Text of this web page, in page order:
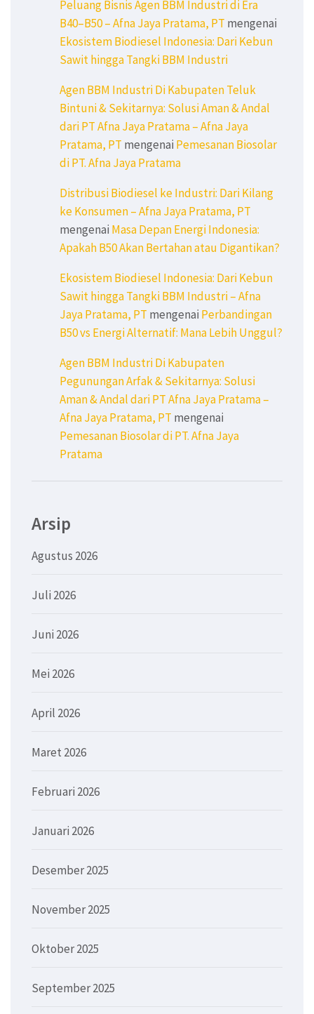
Peluang Bisnis Agen BBM Industri di Era
B40–B50 – Afna Jaya Pratama, PT mengenai
Ekosistem Biodiesel Indonesia: Dari Kebun
Sawit hingga Tangki BBM Industri
Agen BBM Industri Di Kabupaten Teluk
Bintuni & Sekitarnya: Solusi Aman & Andal
dari PT Afna Jaya Pratama – Afna Jaya
Pratama, PT mengenai Pemesanan Biosolar
di PT. Afna Jaya Pratama
Distribusi Biodiesel ke Industri: Dari Kilang
ke Konsumen – Afna Jaya Pratama, PT
mengenai Masa Depan Energi Indonesia:
Apakah B50 Akan Bertahan atau Digantikan?
Ekosistem Biodiesel Indonesia: Dari Kebun
Sawit hingga Tangki BBM Industri – Afna
Jaya Pratama, PT mengenai Perbandingan
B50 vs Energi Alternatif: Mana Lebih Unggul?
Agen BBM Industri Di Kabupaten
Pegunungan Arfak & Sekitarnya: Solusi
Aman & Andal dari PT Afna Jaya Pratama –
Afna Jaya Pratama, PT mengenai
Pemesanan Biosolar di PT. Afna Jaya
Pratama
Arsip
Agustus 2026
Juli 2026
Juni 2026
Mei 2026
April 2026
Maret 2026
Februari 2026
Januari 2026
Desember 2025
November 2025
Oktober 2025
September 2025